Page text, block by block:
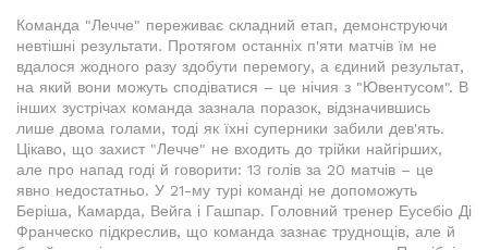
Команда "Лечче" переживає складний етап, демонструючи
невтішні результати. Протягом останніх п'яти матчів їм не
вдалося жодного разу здобути перемогу, а єдиний результат,
на який вони можуть сподіватися – це нічия з "Ювентусом". В
інших зустрічах команда зазнала поразок, відзначившись
лише двома голами, тоді як їхні суперники забили дев'ять.
Цікаво, що захист "Лечче" не входить до трійки найгірших,
але про напад годі й говорити: 13 голів за 20 матчів – це
явно недостатньо. У 21-му турі команді не допоможуть
Беріша, Камарда, Вейга і Гашпар. Головний тренер Еусебіо Ді
Франческо підкреслив, що команда зазнає труднощів, але й